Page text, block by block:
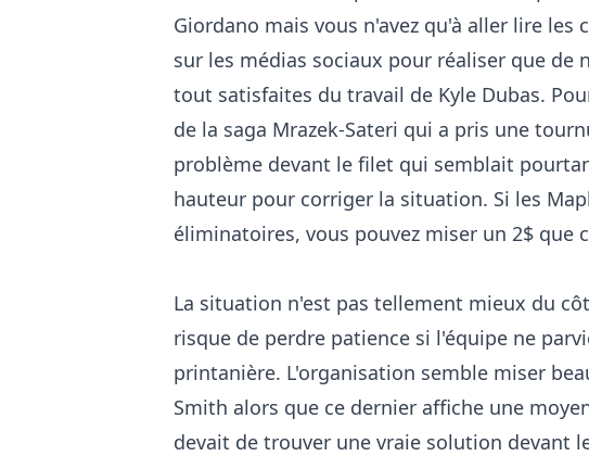
Giordano mais vous n'avez qu'à aller lire
sur les médias sociaux pour réaliser que de
tout satisfaites du travail de Kyle Dubas.
de la saga Mrazek-Sateri qui a pris une
problème devant le filet qui semblait
hauteur pour corriger la situation. Si les
éliminatoires, vous pouvez miser un 2$ que
La situation n'est pas tellement mieux du
risque de perdre patience si l'équipe ne
printanière. L'organisation semble miser
Smith alors que ce dernier affiche une
devait de trouver une vraie solution devant